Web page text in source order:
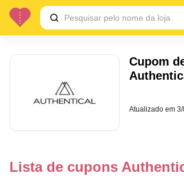
Cupom
Atualizado em
Lista de cupons